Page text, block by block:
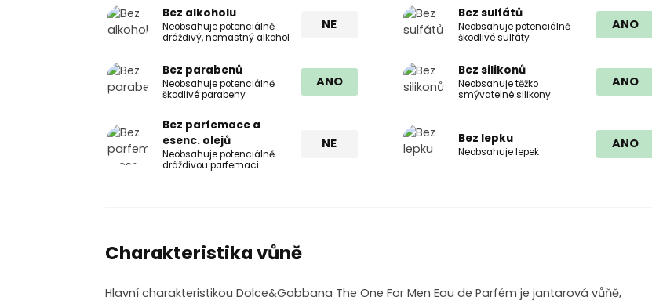
Bez alkoholu
Neobsahuje potenciálně
dráždivý, nemastný alkohol
NE
Bez sulfátů
Neobsahuje potenciálně
škodlivé sulfáty
ANO
Bez parabenů
Neobsahuje potenciálně
škodlivé parabeny
ANO
Bez silikonů
Neobsahuje těžko
smývatelné silikony
ANO
Bez parfemace a
esenc. olejů
Neobsahuje potenciálně
dráždivou parfemaci
NE Bez lepku
Neobsahuje lepek
ANO
Charakteristika vůně
Hlavní charakteristikou Dolce&Gabbana The One For Men Eau de Parfém je jantarová vůňě,